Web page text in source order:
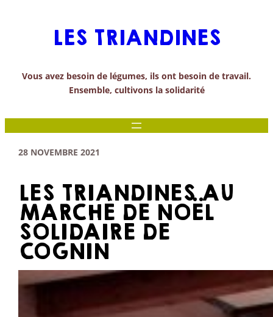
LES TRIANDINES
Vous avez besoin de légumes, ils ont besoin de travail.
Ensemble, cultivons la solidarité
28 NOVEMBRE 2021
LES TRIANDINES AU
MARCHÉ DE NOËL
SOLIDAIRE DE
COGNIN